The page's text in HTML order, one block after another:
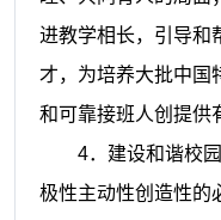
进教学相长，引导和
才，为培养大批中国
和可靠接班人创提供
4．建设和谐校
极性主动性创造性的